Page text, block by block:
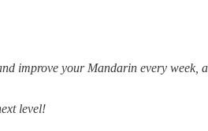
improve your Mandarin every week,
level!